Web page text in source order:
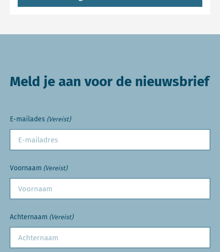
Meld je aan voor de nieuwsbrief
E-mailades (Vereist)
Voornaam (Vereist)
Achternaam (Vereist)